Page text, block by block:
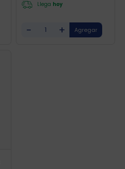
Llega hoy
- +